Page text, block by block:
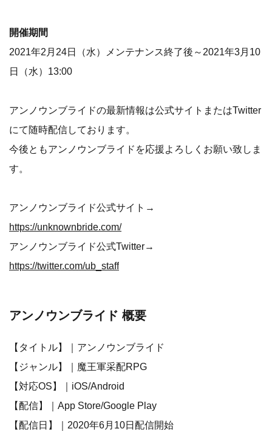
開催期間
2021年2月24日（水）メンテナンス終了後～2021年3月10
日（水）13:00
アンノウンブライドの最新情報は公式サイトまたはTwitter
にて随時配信しております。
今後ともアンノウンブライドを応援よろしくお願い致しま
す。
アンノウンブライド公式サイト→
https://unknownbride.com/
アンノウンブライド公式Twitter→
https://twitter.com/ub_staff
アンノウンブライド 概要
【タイトル】｜アンノウンブライド
【ジャンル】｜魔王軍采配RPG
【対応OS】｜iOS/Android
【配信】｜App Store/Google Play
【配信日】｜2020年6月10日配信開始